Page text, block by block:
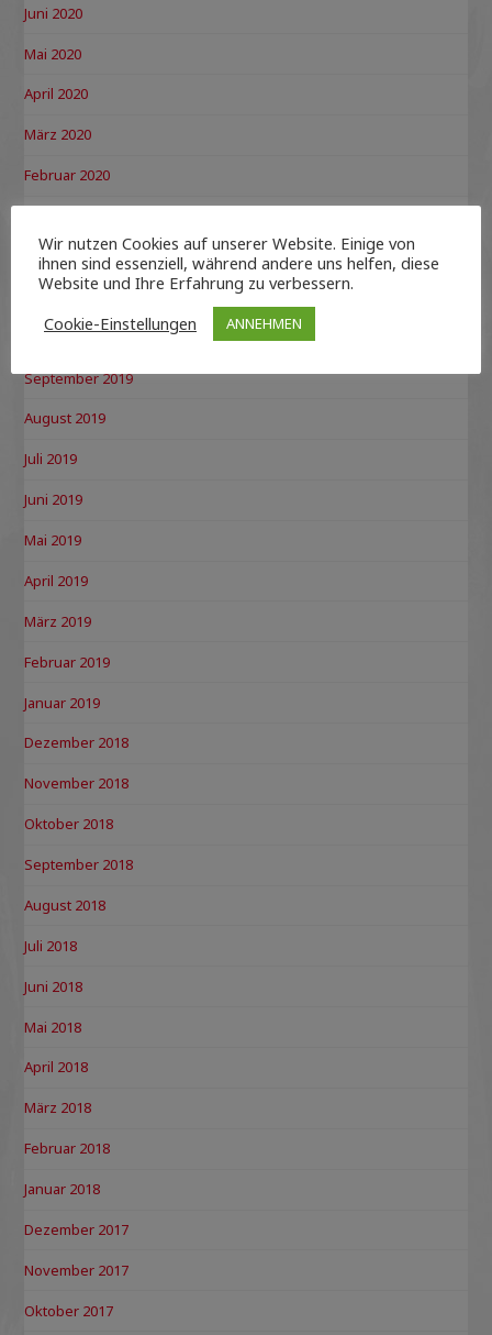
Juni 2020
Mai 2020
April 2020
März 2020
Februar 2020
Dezember 2019
Oktober 2019
September 2019
August 2019
Juli 2019
Juni 2019
Mai 2019
April 2019
März 2019
Februar 2019
Januar 2019
Dezember 2018
November 2018
Oktober 2018
September 2018
August 2018
Juli 2018
Juni 2018
Mai 2018
April 2018
März 2018
Februar 2018
Januar 2018
Dezember 2017
November 2017
Oktober 2017
Wir nutzen Cookies auf unserer Website. Einige von
ihnen sind essenziell, während andere uns helfen, diese
Website und Ihre Erfahrung zu verbessern.
Cookie-Einstellungen
ANNEHMEN